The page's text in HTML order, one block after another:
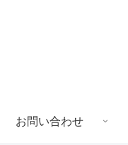
お問い合わせ